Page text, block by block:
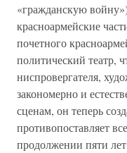
«гражданскую
красноармейские
почетного
политический театр,
ниспровергателя,
закономерно и
сценам, он теперь
противопоставляет
продолжении пяти